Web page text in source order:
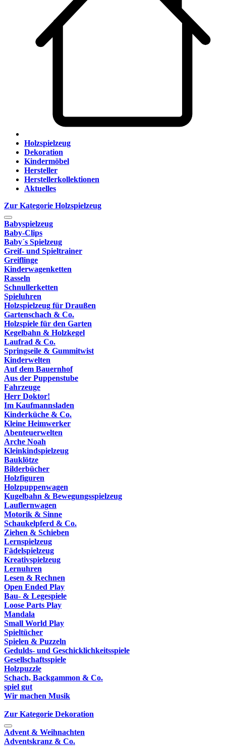
Holzspielzeug
Dekoration
Kindermöbel
Hersteller
Herstellerkollektionen
Aktuelles
Zur Kategorie Holzspielzeug
Babyspielzeug
Baby-Clips
Baby´s Spielzeug
Greif- und Spieltrainer
Greiflinge
Kinderwagenketten
Rasseln
Schnullerketten
Spieluhren
Holzspielzeug für Draußen
Gartenschach & Co.
Holzspiele für den Garten
Kegelbahn & Holzkegel
Laufrad & Co.
Springseile & Gummitwist
Kinderwelten
Auf dem Bauernhof
Aus der Puppenstube
Fahrzeuge
Herr Doktor!
Im Kaufmannsladen
Kinderküche & Co.
Kleine Heimwerker
Abenteuerwelten
Arche Noah
Kleinkindspielzeug
Bauklötze
Bilderbücher
Holzfiguren
Holzpuppenwagen
Kugelbahn & Bewegungsspielzeug
Lauflernwagen
Motorik & Sinne
Schaukelpferd & Co.
Ziehen & Schieben
Lernspielzeug
Fädelspielzeug
Kreativspielzeug
Lernuhren
Lesen & Rechnen
Open Ended Play
Bau- & Legespiele
Loose Parts Play
Mandala
Small World Play
Spieltücher
Spielen & Puzzeln
Gedulds- und Geschicklichkeitsspiele
Gesellschaftsspiele
Holzpuzzle
Schach, Backgammon & Co.
spiel gut
Wir machen Musik
Zur Kategorie Dekoration
Advent & Weihnachten
Adventskranz & Co.